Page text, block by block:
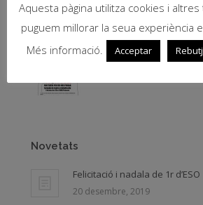
11 juny, 2026
PICNIC de Fernando
Novetats
Felicitació i nadala de 1r d’ESO
20 desembre, 2019
Aquesta pàgina utilitza cookies i
puguem millorar la seua experiència
Més informació.
Acceptar